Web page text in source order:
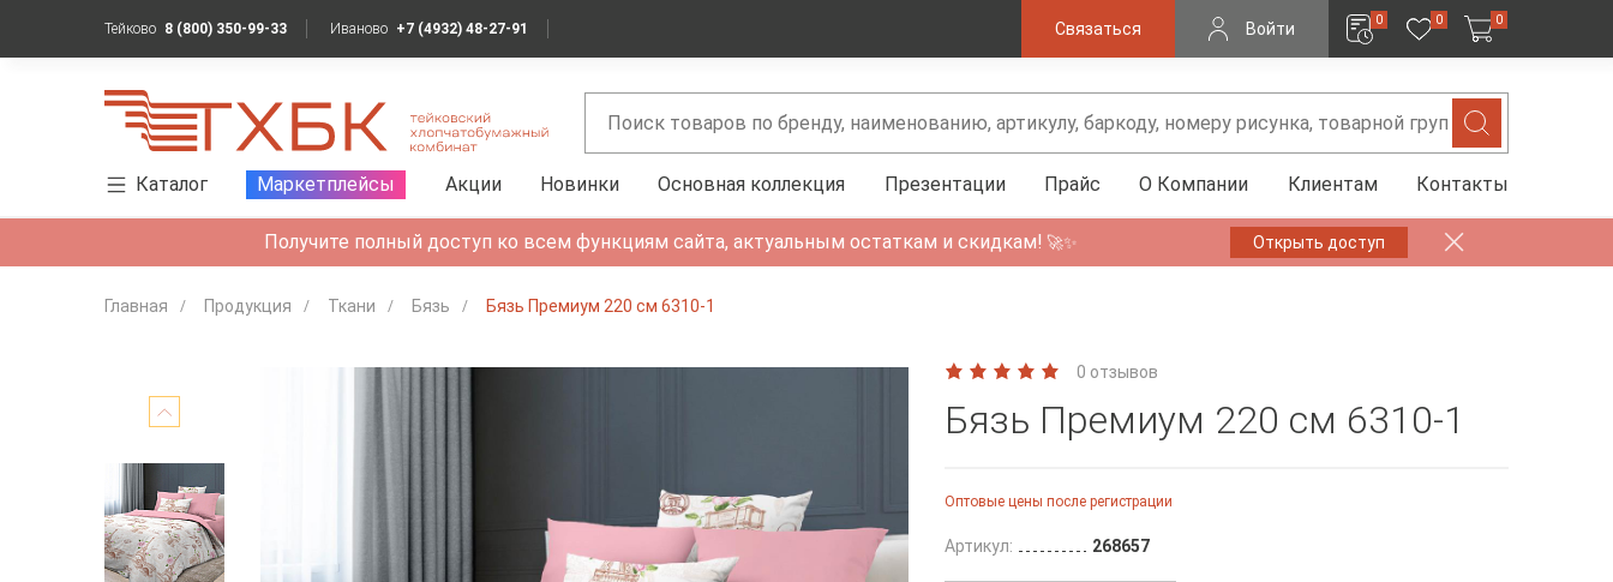
Тейково 8 (800) 350-99-33 Иваново +7 (4932) 48-27-91 Связаться Войти 0 0 0
Каталог Маркетплейсы Акции Новинки Основная коллекция Презентации Прайс О Компании Клиентам Контакты
Получите полный доступ ко всем функциям сайта, актуальным остаткам и скидкам! 🚀✨ Открыть доступ
Главная Продукция Ткани Бязь Бязь Премиум 220 см 6310-1
0 отзывов
Бязь Премиум 220 см 6310-1
Оптовые цены после регистрации
Артикул: 268657